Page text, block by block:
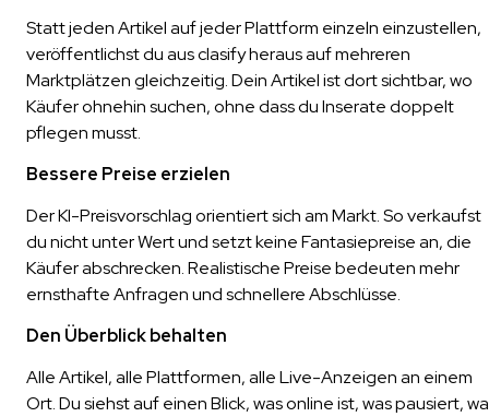
Statt jeden Artikel auf jeder Plattform einzeln einzustellen,
veröffentlichst du aus clasify heraus auf mehreren
Marktplätzen gleichzeitig. Dein Artikel ist dort sichtbar, wo
Käufer ohnehin suchen, ohne dass du Inserate doppelt
pflegen musst.
Bessere Preise erzielen
Der KI-Preisvorschlag orientiert sich am Markt. So verkaufst
du nicht unter Wert und setzt keine Fantasiepreise an, die
Käufer abschrecken. Realistische Preise bedeuten mehr
ernsthafte Anfragen und schnellere Abschlüsse.
Den Überblick behalten
Alle Artikel, alle Plattformen, alle Live-Anzeigen an einem
Ort. Du siehst auf einen Blick, was online ist, was pausiert,